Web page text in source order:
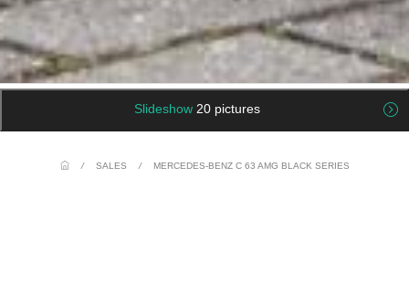
Slideshow 20 pictures
/ SALES / MERCEDES-BENZ C 63 AMG BLACK SERIES